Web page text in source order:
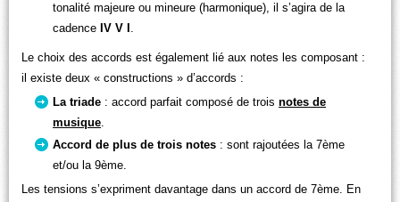
tonalité majeure ou mineure (harmonique), il s’agira de la
cadence IV V I .
Le choix des accords est également lié aux notes les composant :
il existe deux « constructions » d’accords :
La triade : accord parfait composé de troisnotes de
musique.
Accord de plus de trois notes : sont rajoutées la 7ème
et/ou la 9ème.
Les tensions s’expriment davantage dans un accord de 7ème. En